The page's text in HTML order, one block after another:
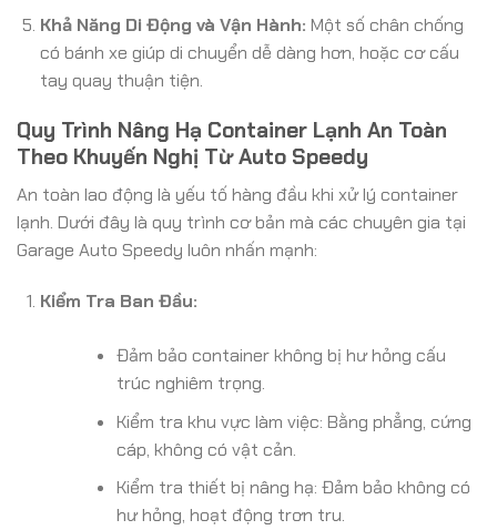
Khả Năng Di Động và Vận Hành: Một số chân chống
có bánh xe giúp di chuyển dễ dàng hơn, hoặc cơ cấu
tay quay thuận tiện.
Quy Trình Nâng Hạ Container Lạnh An Toàn
Theo Khuyến Nghị Từ Auto Speedy
An toàn lao động là yếu tố hàng đầu khi xử lý container
lạnh. Dưới đây là quy trình cơ bản mà các chuyên gia tại
Garage Auto Speedy luôn nhấn mạnh:
Kiểm Tra Ban Đầu:
Đảm bảo container không bị hư hỏng cấu
trúc nghiêm trọng.
Kiểm tra khu vực làm việc: Bằng phẳng, cứng
cáp, không có vật cản.
Kiểm tra thiết bị nâng hạ: Đảm bảo không có
hư hỏng, hoạt động trơn tru.